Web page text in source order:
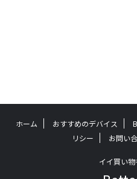
ホーム おすすめのデバイス
リシー
お問い
イイ買い